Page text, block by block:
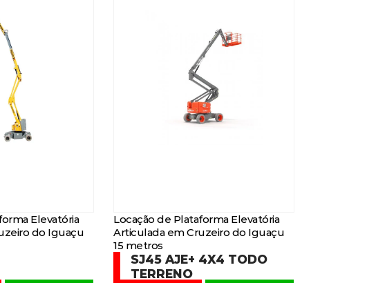
Elevatória
do Iguaçu
Locação de Plataforma Elevatória
Articulada em Cruzeiro do Iguaçu
15 metros
SJ45 AJE+ 4X4 TODO
TERRENO